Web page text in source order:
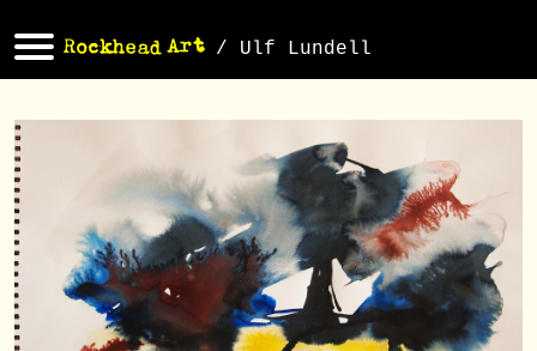
/ Ulf Lundell